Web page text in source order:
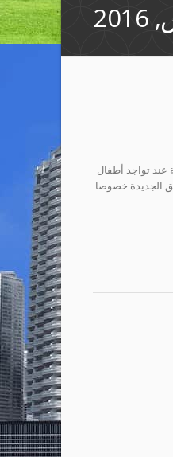
عند تواجد أطفال
الجديدة خصوصا